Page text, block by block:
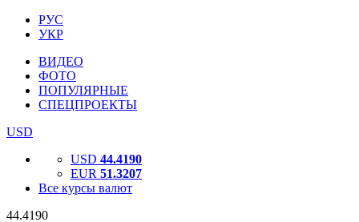
РУС
УКР
ВИДЕО
ФОТО
ПОПУЛЯРНЫЕ
СПЕЦПРОЕКТЫ
USD
USD 44.4190
EUR 51.3207
Все курсы валют
44.4190